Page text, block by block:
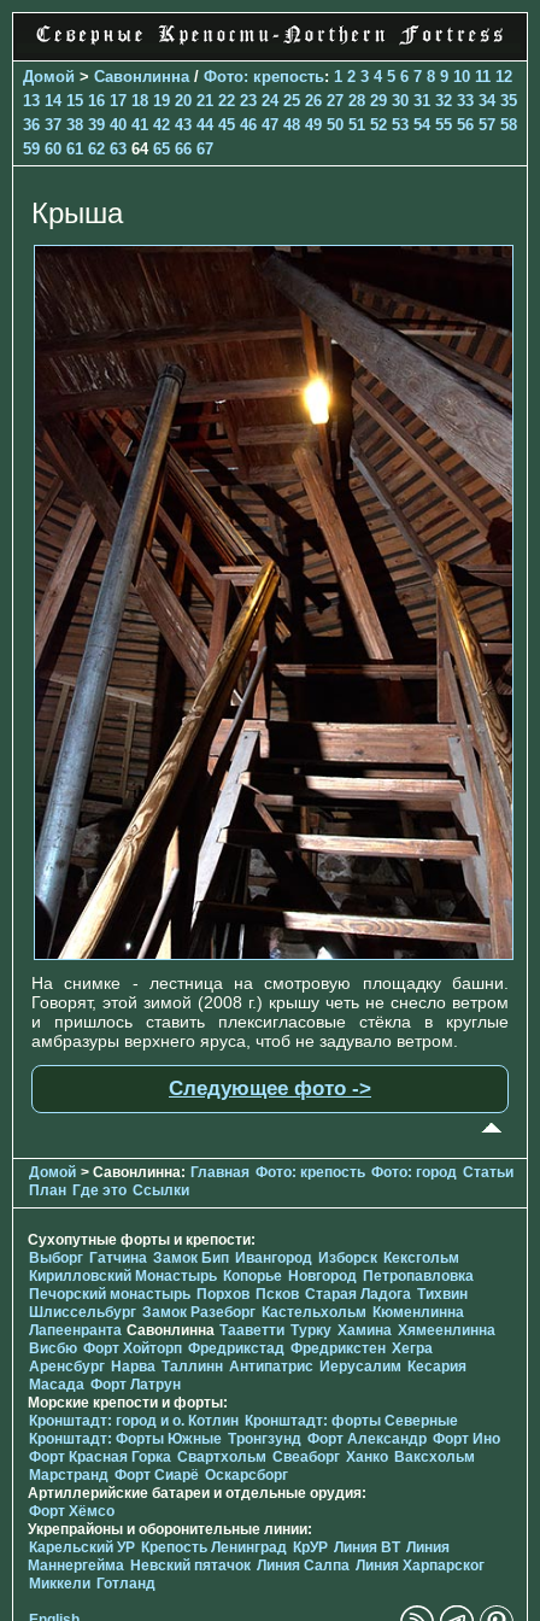
Домой > Савонлинна / Фото: крепость: 1 2 3 4 5 6 7 8 9 10 11 12
13 14 15 16 17 18 19 20 21 22 23 24 25 26 27 28 29 30 31 32 33 34 35
36 37 38 39 40 41 42 43 44 45 46 47 48 49 50 51 52 53 54 55 56 57 58
59 60 61 62 63 64 65 66 67
Крыша
На снимке - лестница на смотровую площадку башни.
Говорят, этой зимой (2008 г.) крышу четь не снесло ветром
и пришлось ставить плексигласовые стёкла в круглые
амбразуры верхнего яруса, чтоб не задувало ветром.
Следующее фото ->
Домой > Савонлинна: Главная Фото: крепость Фото: город Статьи
План Где это Ссылки
Сухопутные форты и крепости:
Выборг Гатчина Замок Бип Ивангород Изборск Кексгольм
Кирилловский Монастырь Копорье Новгород Петропавловка
Печорcкий монастырь Порхов Псков Старая Ладога Тихвин
Шлиссельбург Замок Разеборг Кастельхольм Кюменлинна
Лапеенранта Савонлинна Тааветти Турку Хамина Хямеенлинна
Висбю Форт Хойторп Фредрикстад Фредрикстен Хегра
Аренсбург Нарва Таллинн Антипатрис Иерусалим Кесария
Масада Форт Латрун
Морские крепости и форты:
Кронштадт: город и о. Котлин Кронштадт: форты Северные
Кронштадт: Форты Южные Тронгзунд Форт Александр Форт Ино
Форт Красная Горка Свартхольм Свеаборг Ханко Ваксхольм
Марстранд Форт Сиарё Оскарсборг
Артиллерийские батареи и отдельные орудия:
Форт Хёмсо
Укрепрайоны и оборонительные линии:
Карельский УР Крепость Ленинград КрУР Линия ВТ Линия
Маннергейма Невский пятачок Линия Салпа Линия Харпарског
Миккели Готланд